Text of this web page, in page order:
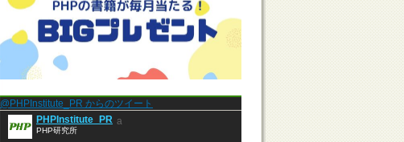
@PHPInstitute_PR からのツイート
PHPInstitute_PR
PHP研究所
a